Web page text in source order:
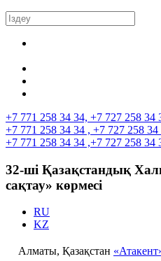
+7 771 258 34 34, +7 727 258 34
+7 771 258 34 34 , +7 727 258 34
+7 771 258 34 34 ,+7 727 258 34
32-ші Қазақстандық
сақтау» көрмесі
Алматы, Қазақстан
RU
KZ